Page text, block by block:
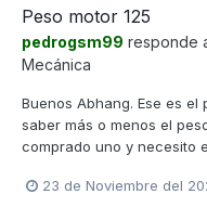
Peso motor 125
pedrogsm99 responde
Mecánica
Buenos Abhang. Ese es el
saber más o menos el
comprado uno y necesito
23 de Noviembre del